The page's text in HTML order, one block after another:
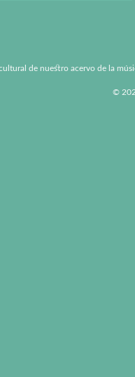
de nuestro acervo de la
©